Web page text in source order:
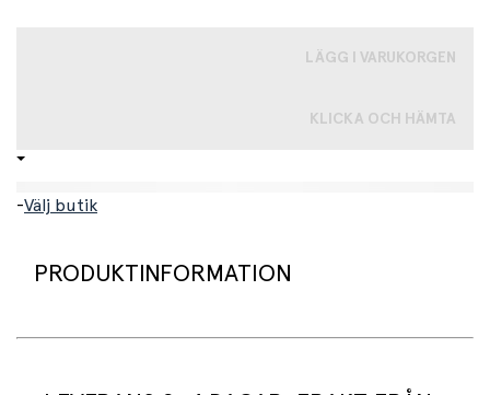
LÄGG I VARUKORGEN
KLICKA OCH HÄMTA
-Välj butik
PRODUKTINFORMATION
Roligt och lärorikt pussel med 29 bitar i fem olika lager.